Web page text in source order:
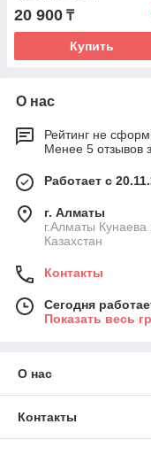
20 900 ₸
Купить
О нас
Рейтинг не
Менее 5 отзывов
Работает с
г. Алматы
г.Алматы
Казахстан
Контакты
Сегодня
Показать весь
О нас
Контакты